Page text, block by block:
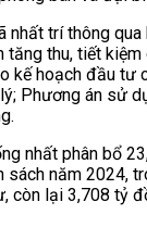
nhất trí thông qua
thu, tiết
kế hoạch đầu tư
Phương án sử
nhất phân bổ
sách năm 2024,
còn lại 3,708 tỷ